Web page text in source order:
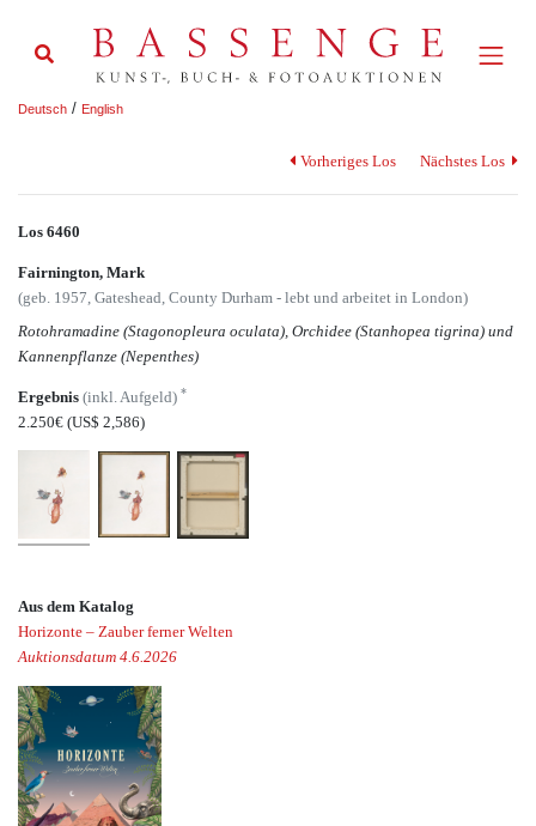
Deutsch / English
Vorheriges Los Nächstes Los
Los 6460
Fairnington, Mark
(geb. 1957, Gateshead, County Durham - lebt und arbeitet in London)
Rotohramadine (Stagonopleura oculata), Orchidee (Stanhopea tigrina) und
Kannenpflanze (Nepenthes)
Ergebnis (inkl. Aufgeld) *
2.250€ (US$ 2,586)
Aus dem Katalog
Horizonte – Zauber ferner Welten
Auktionsdatum 4.6.2026